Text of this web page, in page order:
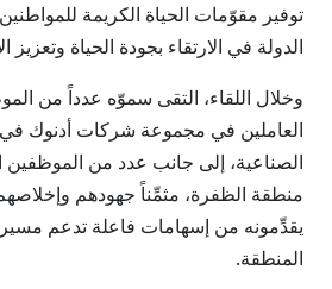
توفير مقوّمات الحياة الكريمة
الدولة في الارتقاء بجودة الحياة وتعزيز
وخلال اللقاء، التقى سموّه عدداً من
العاملين في مجموعة شركات أدنوك
الصناعية، إلى جانب عدد من الموظفين
منطقة الظفرة، مثمِّناً جهودهم
يقدِّمونه من إسهامات فاعلة تدعم
المنطقة.